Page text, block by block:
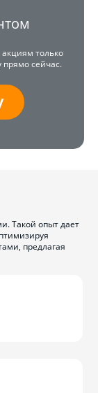
только
прямо сейчас.
Такой опыт дает
предлагая